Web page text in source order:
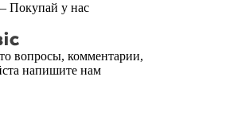
Покупай у нас
вопросы, комментарии,
напишите нам